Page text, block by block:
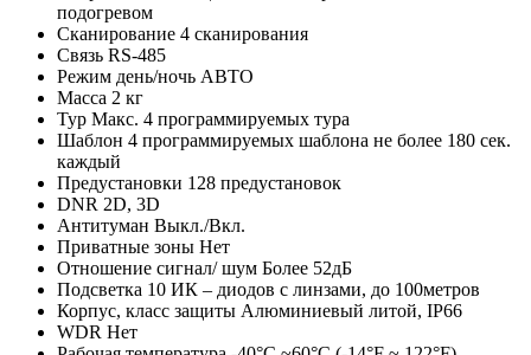
подогревом
Сканирование 4 сканирования
Связь RS-485
Режим день/ночь АВТО
Масса 2 кг
Тур Макс. 4 программируемых тура
Шаблон 4 программируемых шаблона не более 180 сек.
каждый
Предустановки 128 предустановок
DNR 2D, 3D
Антитуман Выкл./Вкл.
Приватные зоны Нет
Отношение сигнал/ шум Более 52дБ
Подсветка 10 ИК – диодов с линзами, до 100метров
Корпус, класс защиты Алюминиевый литой, IP66
WDR Нет